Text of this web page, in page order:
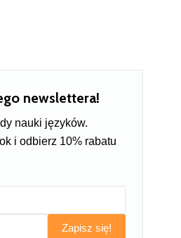
newslettera!
nauki języków.
i odbierz 10% rabatu
Zapisz się!